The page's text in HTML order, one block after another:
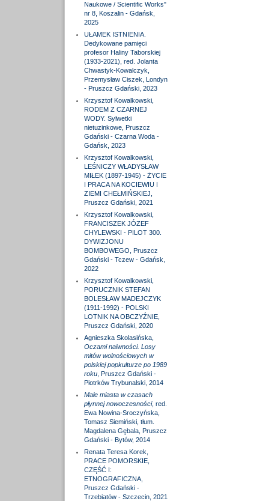
Naukowe / Scientific Works"
nr 8, Koszalin - Gdańsk,
2025
UŁAMEK ISTNIENIA.
Dedykowane pamięci
profesor Haliny Taborskiej
(1933-2021), red. Jolanta
Chwastyk-Kowalczyk,
Przemysław Ciszek, Londyn
- Pruszcz Gdański, 2023
Krzysztof Kowalkowski,
RODEM Z CZARNEJ
WODY. Sylwetki
nietuzinkowe, Pruszcz
Gdański - Czarna Woda -
Gdańsk, 2023
Krzysztof Kowalkowski,
LEŚNICZY WŁADYSŁAW
MIŁEK (1897-1945) - ŻYCIE
I PRACA NA KOCIEWIU I
ZIEMI CHEŁMIŃSKIEJ,
Pruszcz Gdański, 2021
Krzysztof Kowalkowski,
FRANCISZEK JÓZEF
CHYLEWSKI - PILOT 300.
DYWIZJONU
BOMBOWEGO, Pruszcz
Gdański - Tczew - Gdańsk,
2022
Krzysztof Kowalkowski,
PORUCZNIK STEFAN
BOLESŁAW MADEJCZYK
(1911-1992) - POLSKI
LOTNIK NA OBCZYŹNIE,
Pruszcz Gdański, 2020
Agnieszka Skolasińska,
Oczami naiwności. Losy
mitów wolnościowych w
polskiej popkulturze po 1989
roku, Pruszcz Gdański -
Piotrków Trybunalski, 2014
Małe miasta w czasach
płynnej nowoczesności, red.
Ewa Nowina-Sroczyńska,
Tomasz Siemiński, tłum.
Magdalena Gębala, Pruszcz
Gdański - Bytów, 2014
Renata Teresa Korek,
PRACE POMORSKIE,
CZĘŚĆ I:
ETNOGRAFICZNA,
Pruszcz Gdański -
Trzebiatów - Szczecin, 2021